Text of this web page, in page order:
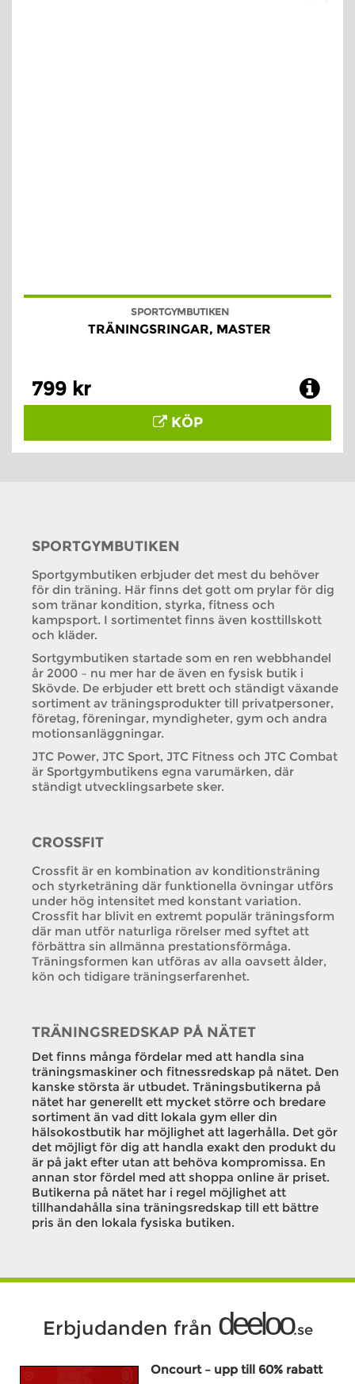
SPORTGYMBUTIKEN
TRÄNINGSRINGAR, MASTER
799 kr
KÖP
SPORTGYMBUTIKEN
Sportgymbutiken erbjuder det mest du behöver
för din träning. Här finns det gott om prylar för dig
som tränar kondition, styrka, fitness och
kampsport. I sortimentet finns även kosttillskott
och kläder.
Sortgymbutiken startade som en ren webbhandel
år 2000 – nu mer har de även en fysisk butik i
Skövde. De erbjuder ett brett och ständigt växande
sortiment av träningsprodukter till privatpersoner,
företag, föreningar, myndigheter, gym och andra
motionsanläggningar.
JTC Power, JTC Sport, JTC Fitness och JTC Combat
är Sportgymbutikens egna varumärken, där
ständigt utvecklingsarbete sker.
CROSSFIT
Crossfit är en kombination av konditionsträning
och styrketräning där funktionella övningar utförs
under hög intensitet med konstant variation.
Crossfit har blivit en extremt populär träningsform
där man utför naturliga rörelser med syftet att
förbättra sin allmänna prestationsförmåga.
Träningsformen kan utföras av alla oavsett ålder,
kön och tidigare träningserfarenhet.
TRÄNINGSREDSKAP PÅ NÄTET
Det finns många fördelar med att handla sina
träningsmaskiner och fitnessredskap på nätet. Den
kanske största är utbudet. Träningsbutikerna på
nätet har generellt ett mycket större och bredare
sortiment än vad ditt lokala gym eller din
hälsokostbutik har möjlighet att lagerhålla. Det gör
det möjligt för dig att handla exakt den produkt du
är på jakt efter utan att behöva kompromissa. En
annan stor fördel med att shoppa online är priset.
Butikerna på nätet har i regel möjlighet att
tillhandahålla sina träningsredskap till ett bättre
pris än den lokala fysiska butiken.
Erbjudanden från deeloo.se
Oncourt – upp till 60% rabatt